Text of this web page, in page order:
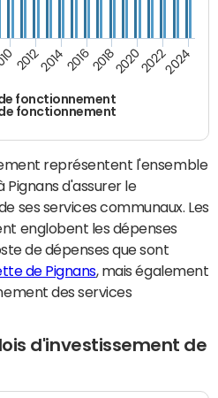
fonctionnement
fonctionnement
2012201420162018202020222024
représentent l'ensemble
d'assurer le
ses services communaux. Les
englobent les dépenses
de dépenses que sont
de Pignans, mais également
des services
d'investissement de